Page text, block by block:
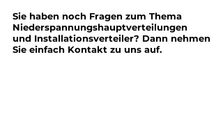
Sie haben noch Fragen zum Thema
Niederspannungshauptverteilungen
und Installationsverteiler? Dann nehmen
Sie einfach Kontakt zu uns auf.